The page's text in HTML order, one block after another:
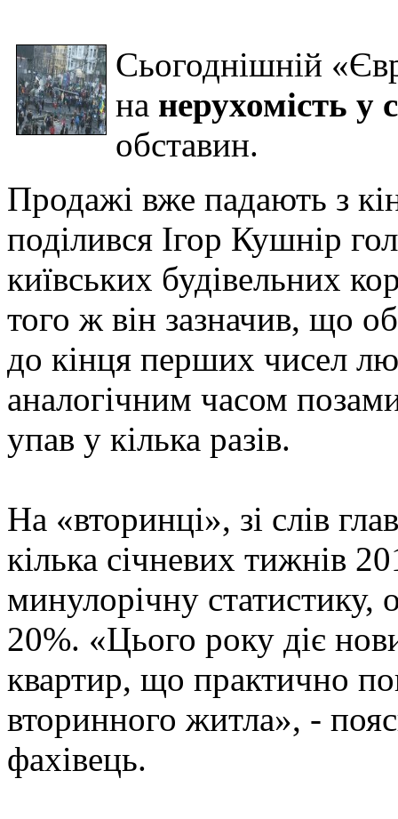
Сьогоднішній
на нерухомість у
обставин.
Продажі вже падають з
поділився Ігор Кушнір
київських будівельних
того ж він зазначив, що
до кінця перших чисел
аналогічним часом
упав у кілька разів.
На «вторинці», зі слів
кілька січневих тижнів
минулорічну статистику,
20%. «Цього року діє
квартир, що практично
вторинного житла», -
фахівець.